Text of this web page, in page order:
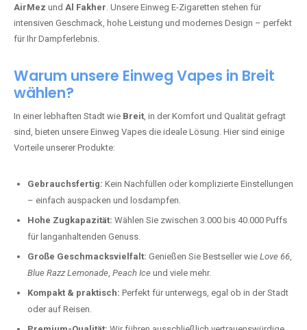
AirMez und Al Fakher. Unsere Einweg E-Zigaretten stehen für
intensiven Geschmack, hohe Leistung und modernes Design – perfekt
für Ihr Dampferlebnis.
Warum unsere Einweg Vapes in Breit
wählen?
In einer lebhaften Stadt wie Breit, in der Komfort und Qualität gefragt
sind, bieten unsere Einweg Vapes die ideale Lösung. Hier sind einige
Vorteile unserer Produkte:
Gebrauchsfertig: Kein Nachfüllen oder komplizierte Einstellungen
– einfach auspacken und losdampfen.
Hohe Zugkapazität: Wählen Sie zwischen 3.000 bis 40.000 Puffs
für langanhaltenden Genuss.
Große Geschmacksvielfalt: Genießen Sie Bestseller wie Love 66,
Blue Razz Lemonade, Peach Ice und viele mehr.
Kompakt & praktisch: Perfekt für unterwegs, egal ob in der Stadt
oder auf Reisen.